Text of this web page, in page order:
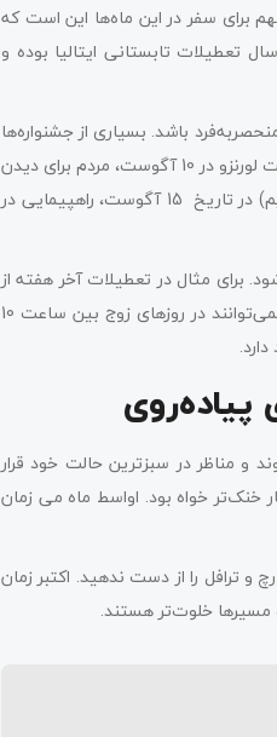
مهم برای سفر در این ماه‌ها این است که
تعطیلات تابستانی ایتالیا بوده و
باشد. بسیاری از جشنواره‌ها
در امتداد ساحل برپا می‌شود، از جمله جشنواره لیمو در آخر هفته سوم ژوئیه. همچنین در شب سنت لورنزو در 10 آگوست، مردم برای دیدن
ستارگان در ساحل چادر می‌زنند و در تعطیلات تابستانی بزرگ ایتالیایی Ferragosto (تعطیل مریم) در تاریخ 15 آگوست، راهپیمایی در
برای مثال در تعطیلات آخر هفته از
15 ژوئن تا 30 سپتامبر و برای کل هفته عید پاک و آگوست، خودروهای غیرساکن با پلاک زوج نمی‌توانند در روزهای زوج بین ساعت 10
پیاده‌روی
می‌شوند و مناظر در سبزترین حالت خود قرار
خنک‌تر خواه بود. اواسط ماه می زمان
و ترافل را از دست ندهید. اکتبر زمان
مسیرها خلوت‌تر هستند.